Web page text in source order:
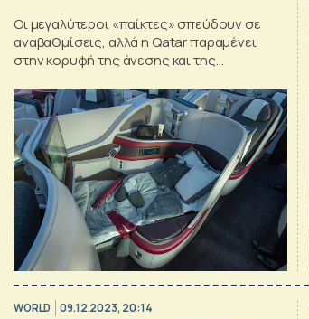
Οι μεγαλύτεροι «παίκτες» σπεύδουν σε
αναβαθμίσεις, αλλά η Qatar παραμένει
στην κορυφή της άνεσης και της
WORLD 09.12.2023, 20:14